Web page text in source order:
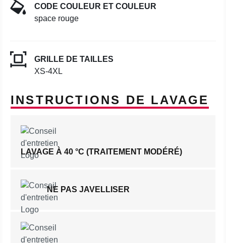
CODE COULEUR ET COULEUR
space rouge
GRILLE DE TAILLES
XS-4XL
INSTRUCTIONS DE LAVAGE
LAVAGE À 40 °C (TRAITEMENT MODÉRÉ)
NE PAS JAVELLISER